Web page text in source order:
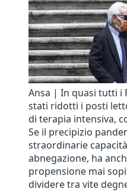
Ansa | In quasi tutti i
stati ridotti i posti
di terapia intensiva,
Se il precipizio
straordinarie
abnegazione, ha
propensione mai
dividere tra vite